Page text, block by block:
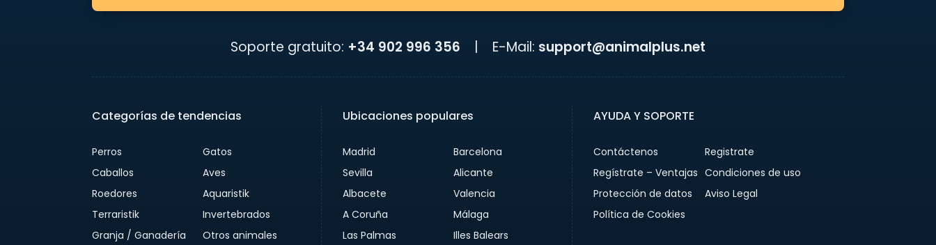
Soporte gratuito: +34 902 996 356 E-Mail: support@animalplus.net
Categorías de tendencias
Perros
Gatos
Caballos
Aves
Roedores
Aquaristik
Terraristik
Invertebrados
Granja / Ganadería
Otros animales
Ubicaciones populares
Madrid
Barcelona
Sevilla
Alicante
Albacete
Valencia
A Coruña
Málaga
Las Palmas
Illes Balears
AYUDA Y SOPORTE
Contáctenos
Registrate
Regístrate – Ventajas Condiciones de uso
Protección de datos
Aviso Legal
Política de Cookies